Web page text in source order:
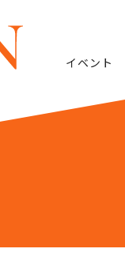
イベント